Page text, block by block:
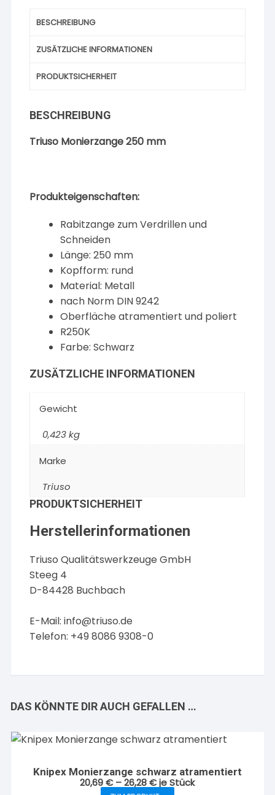
BESCHREIBUNG
ZUSÄTZLICHE INFORMATIONEN
PRODUKTSICHERHEIT
BESCHREIBUNG
Triuso Monierzange 250 mm
Produkteigenschaften:
Rabitzange zum Verdrillen und
Schneiden
Länge: 250 mm
Kopfform: rund
Material: Metall
nach Norm DIN 9242
Oberfläche atramentiert und poliert
R250K
Farbe: Schwarz
ZUSÄTZLICHE INFORMATIONEN
Gewicht
0,423 kg
Marke
Triuso
PRODUKTSICHERHEIT
Herstellerinformationen
Triuso Qualitätswerkzeuge GmbH
Steeg 4
D-84428 Buchbach
E-Mail:info@triuso.de
Telefon: +49 8086 9308-0
DAS KÖNNTE DIR AUCH GEFALLEN …
Knipex Monierzange schwarz atramentiert
20,69€–26,28€je Stück